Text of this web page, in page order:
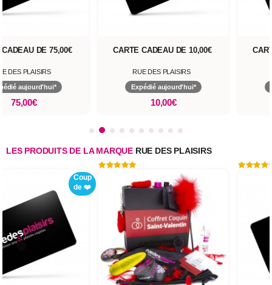
DE 75,00€
DES PLAISIRS
aujourd'hui*
75,00€
CARTE CADEAU DE 10,00€
RUE DES PLAISIRS
Expédié aujourd'hui*
10,00€
LES PRODUITS DE LA MARQUE RUE DES PLAISIRS
Coup
de ❤️